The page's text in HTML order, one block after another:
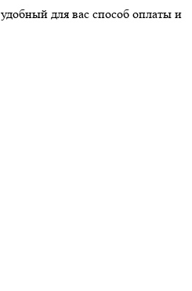
удобный для вас способ оплаты и